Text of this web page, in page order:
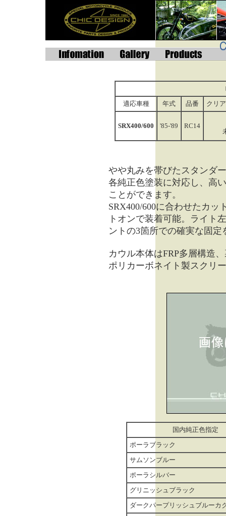
適応車種
年式 品番 クリ
SRX400/600 '85-'89 RC14
やや丸みを帯びたスタンダ
各純正色塗装に対応し、高
ことができます。
SRX400/600に合わせたカ
トオンで装着可能。ライト
ントの3箇所での確実な固
カウル本体はFRP多層構造
ポリカーボネイト製スクリ
国内純正色指定
ポーラブラック
サムソンブルー
ポーラシルバー
グリニッシュブラック
ダークパープリッシュブルーカ